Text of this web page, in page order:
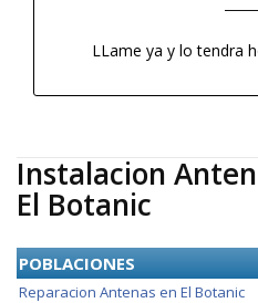
LLame ya y lo tendra
Instalacion
El Botanic
POBLACIONES
Reparacion Antenas en El Botanic